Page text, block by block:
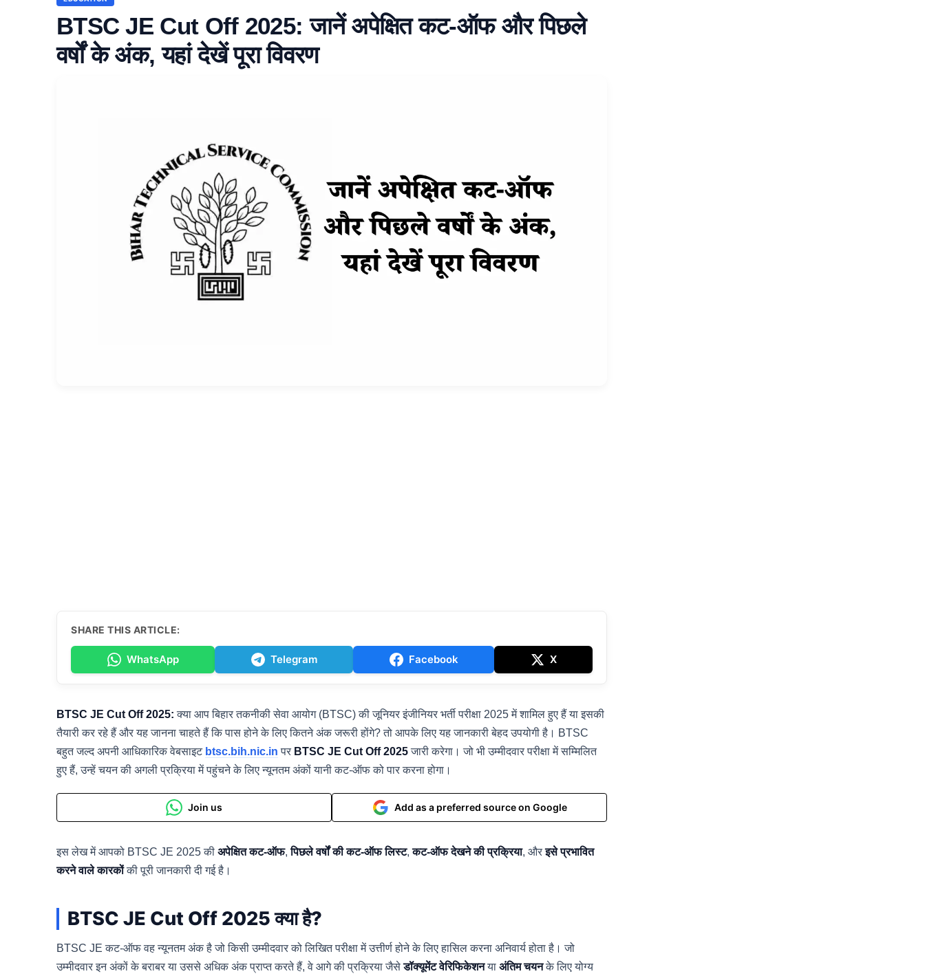
BTSC JE Cut Off 2025: जानें अपेक्षित कट-ऑफ और पिछले
वर्षों के अंक, यहां देखें पूरा विवरण
SHARE THIS ARTICLE:
WhatsApp Telegram Facebook X
BTSC JE Cut Off 2025:क्या आप बिहार तकनीकी सेवा आयोग (BTSC) की जूनियर इंजीनियर भर्ती परीक्षा 2025 में शामिल हुए हैं या इसकी
तैयारी कर रहे हैं और यह जानना चाहते हैं कि पास होने के लिए कितने अंक जरूरी होंगे? तो आपके लिए यह जानकारी बेहद उपयोगी है। BTSC
बहुत जल्द अपनी आधिकारिक वेबसाइट btsc.bih.nic.in पर BTSC JE Cut Off 2025जारी करेगा। जो भी उम्मीदवार परीक्षा में सम्मिलित
हुए हैं, उन्हें चयन की अगली प्रक्रिया में पहुंचने के लिए न्यूनतम अंकों यानी कट-ऑफ को पार करना होगा।
Join us Add as a preferred source on Google
इस लेख में आपको BTSC JE 2025 की अपेक्षित कट-ऑफ,पिछले वर्षों की कट-ऑफ लिस्ट,कट-ऑफ देखने की प्रक्रिया, औरइसे प्रभावित
करने वाले कारकोंकी पूरी जानकारी दी गई है।
BTSC JE Cut Off 2025 क्या है?
BTSC JE कट-ऑफ वह न्यूनतम अंक है जो किसी उम्मीदवार को लिखित परीक्षा में उत्तीर्ण होने के लिए हासिल करना अनिवार्य होता है। जो
उम्मीदवार इन अंकों के बराबर या उससे अधिक अंक प्राप्त करते हैं, वे आगे की प्रक्रिया जैसेडॉक्यूमेंट वेरिफिकेशनया अंतिम चयनके लिए योग्य